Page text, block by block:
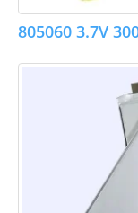
805060 3.7V